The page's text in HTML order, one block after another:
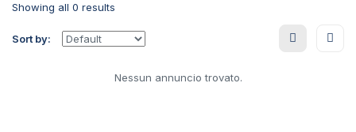
Showing all 0 results
Sort by:
Nessun annuncio trovato.